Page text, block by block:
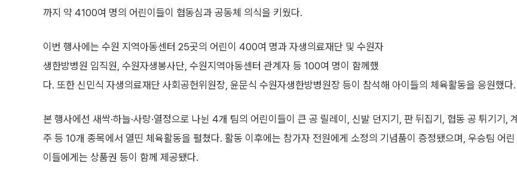
까지 약 4100여 명의 어린이들이 협동심과 공동체 의식을 키웠다.
이번 행사에는 수원 지역아동센터 25곳의 어린이 400여 명과 자생의료재단 및 수원자
생한방병원 임직원, 수원자생봉사단, 수원지역아동센터 관계자 등 100여 명이 함께했
다. 또한 신민식 자생의료재단 사회공헌위원장, 윤문식 수원자생한방병원장 등이 참석해 아이들의 체육활동을 응원했다.
본 행사에선 새싹·하늘·사랑·열정으로 나뉜 4개 팀의 어린이들이 큰 공 릴레이, 신발 던지기, 판 뒤집기, 협동 공 튀기기, 계
주 등 10개 종목에서 열띤 체육활동을 펼쳤다. 활동 이후에는 참가자 전원에게 소정의 기념품이 증정됐으며, 우승팀 어린
이들에게는 상품권 등이 함께 제공됐다.